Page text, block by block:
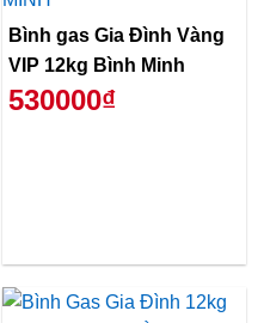
Bình gas Gia Đình Vàng
VIP 12kg Bình Minh
530000₫